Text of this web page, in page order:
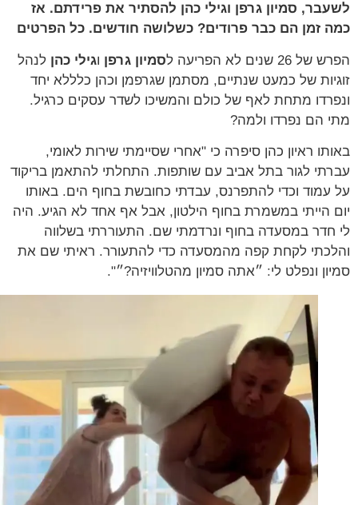
סמיון גרפן וגילי כהן להסתיר את פרידתם. אז
זמן הם כבר פרודים? כשלושה חודשים. כל הפרטים
שנים לא הפריעה ל סמיון גרפןוגילי כהן לנהל
של כמעט שנתיים, מסתמן שגרפמן וכהן כלללא יחד
מתחת לאף של כולם והמשיכו לשדר עסקים כרגיל.
הם נפרדו ולמה?
ראיון כהן סיפרה כי "אחרי שסיימתי שירות לאומי,
לגור בתל אביב עם שותפות. התחלתי להתאמן בריקוד
וכדי להתפרנס, עבדתי כחובשת בחוף הים. באותו
הייתי במשמרת בחוף הילטון, אבל אף אחד לא הגיע. היה
במסעדה בחוף ונרדמתי שם. התעוררתי בשלווה
לקחת קפה מהמסעדה כדי להתעורר. ראיתי שם את
ונפלט לי: ״אתה סמיון מהטלוויזיה?״".